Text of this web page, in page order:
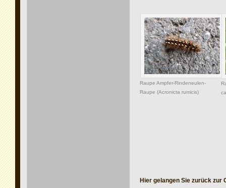
Raupe Ampfer-Rindeneulen-
Raupe (Acronicta rumicis)
Hier gelangen Sie zurück zur